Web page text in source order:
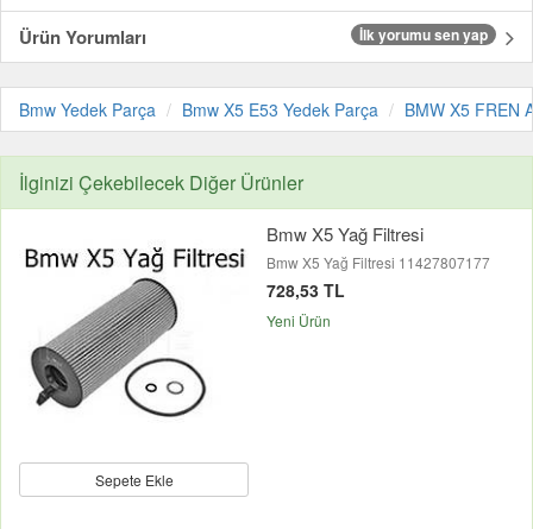
Ürün Yorumları
İlk yorumu sen yap
Bmw Yedek Parça Bmw X5 E53 Yedek Parça BMW X5 FREN
İlginizi Çekebilecek Diğer Ürünler
Sepete Ekle
Bmw X5 Yağ Filtresi
Bmw X5 Yağ Filtresi 11427807177
728,53 TL
Yeni Ürün